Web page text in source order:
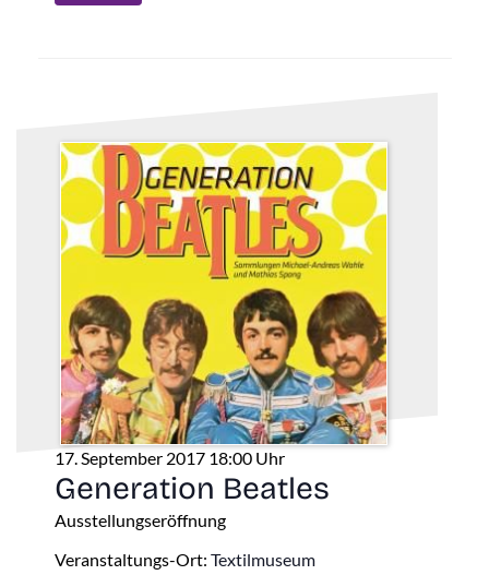
17. September 2017 18:00 Uhr
Generation Beatles
Ausstellungseröffnung
Veranstaltungs-Ort: Textilmuseum